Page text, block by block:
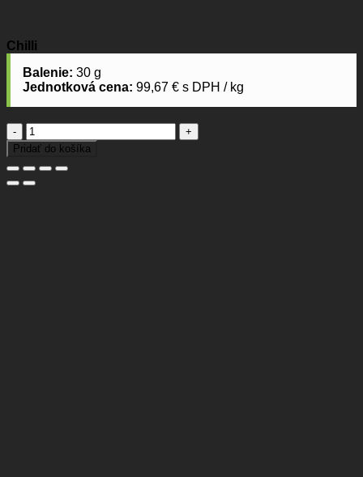
Chilli
Balenie: 30 g
Jednotková cena: 99,67 € s DPH / kg
množstvo
Chilli
Pridať do košíka